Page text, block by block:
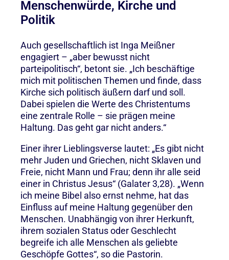
Menschenwürde, Kirche und
Politik
Auch gesellschaftlich ist Inga Meißner
engagiert – „aber bewusst nicht
parteipolitisch“, betont sie. „Ich beschäftige
mich mit politischen Themen und finde, dass
Kirche sich politisch äußern darf und soll.
Dabei spielen die Werte des Christentums
eine zentrale Rolle – sie prägen meine
Haltung. Das geht gar nicht anders.“
Einer ihrer Lieblingsverse lautet: „Es gibt nicht
mehr Juden und Griechen, nicht Sklaven und
Freie, nicht Mann und Frau; denn ihr alle seid
einer in Christus Jesus“ (Galater 3,28). „Wenn
ich meine Bibel also ernst nehme, hat das
Einfluss auf meine Haltung gegenüber den
Menschen. Unabhängig von ihrer Herkunft,
ihrem sozialen Status oder Geschlecht
begreife ich alle Menschen als geliebte
Geschöpfe Gottes“, so die Pastorin.